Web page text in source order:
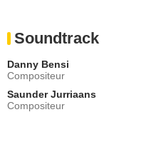
Soundtrack
Danny Bensi
Compositeur
Saunder Jurriaans
Compositeur